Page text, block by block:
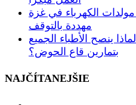
الكهرباء في غزة
مهددة بالتوقف
ينصح الأطباء الجميع
بتمارين قاع الحوض؟
NAJČÍTANEJŠIE